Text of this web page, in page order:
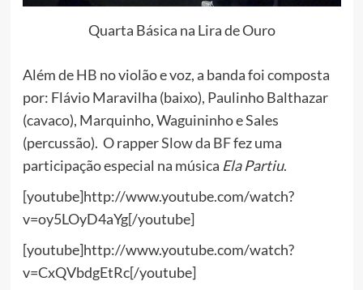
Quarta Básica na Lira de Ouro
Além deHB no violão e voz, a banda foi composta
por: Flávio Maravilha (baixo), Paulinho Balthazar
(cavaco), Marquinho, Waguininho e Sales
(percussão). O rapperSlow da BFfez uma
participação especial na música Ela Partiu.
[youtube]http://www.youtube.com/watch?
v=oy5LOyD4aYg[/youtube]
[youtube]http://www.youtube.com/watch?
v=CxQVbdgEtRc[/youtube]